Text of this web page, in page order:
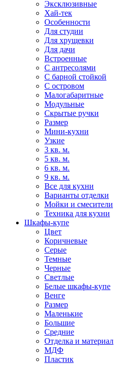
Эксклюзивные
Хай-тек
Особенности
Для студии
Для хрущевки
Для дачи
Встроенные
С антресолями
С барной стойкой
С островом
Малогабаритные
Модульные
Скрытые ручки
Размер
Мини-кухни
Узкие
3 кв. м.
5 кв. м.
6 кв. м.
9 кв. м.
Все для кухни
Варианты отделки
Мойки и смесители
Техника для кухни
Шкафы-купе
Цвет
Коричневые
Серые
Темные
Черные
Светлые
Белые шкафы-купе
Венге
Размер
Маленькие
Большие
Средние
Отделка и материал
МДФ
Пластик